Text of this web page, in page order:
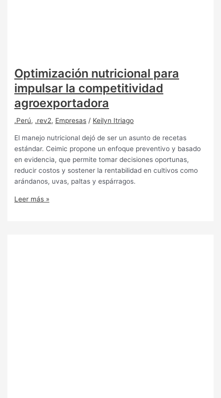
Optimización nutricional para
impulsar la competitividad
agroexportadora
.Perú, .rev2, Empresas / Keilyn Itriago
El manejo nutricional dejó de ser un asunto de recetas
estándar. Ceimic propone un enfoque preventivo y basado
en evidencia, que permite tomar decisiones oportunas,
reducir costos y sostener la rentabilidad en cultivos como
arándanos, uvas, paltas y espárragos.
Leer más »